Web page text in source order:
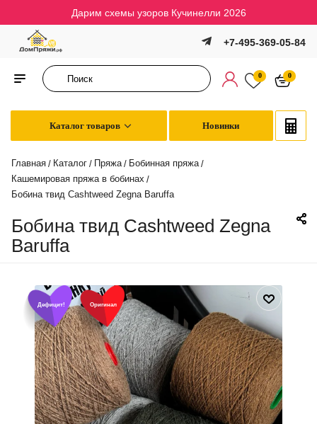
Дарим схемы узоров Кучинелли 2026
+7-495-369-05-84
0 0
Каталог товаров Новинки
Главная / Каталог / Пряжа / Бобинная пряжа /
Кашемировая пряжа в бобинах /
Бобина твид Cashtweed Zegna Baruffa
Бобина твид Cashtweed Zegna
Baruffa
Дефицит! Оригинал